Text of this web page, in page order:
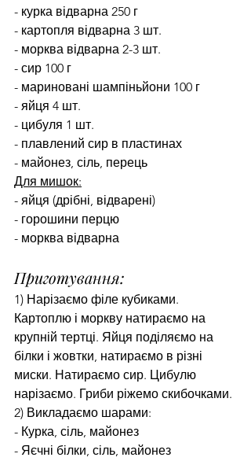
- курка відварна 250 г
- картопля відварна 3 шт.
- морква відварна 2-3 шт.
- сир 100 г
- мариновані шампіньйони 100 г
- яйця 4 шт.
- цибуля 1 шт.
- плавлений сир в пластинах
- майонез, сіль, перець
Для мишок:
- яйця (дрібні, відварені)
- горошини перцю
- морква відварна
Приготування:
1) Нарізаємо філе кубиками.
Картоплю і моркву натираємо на
крупній тертці. Яйця поділяємо на
білки і жовтки, натираємо в різні
миски. Натираємо сир. Цибулю
нарізаємо. Гриби ріжемо скибочками.
2) Викладаємо шарами:
- Курка, сіль, майонез
- Яєчні білки, сіль, майонез